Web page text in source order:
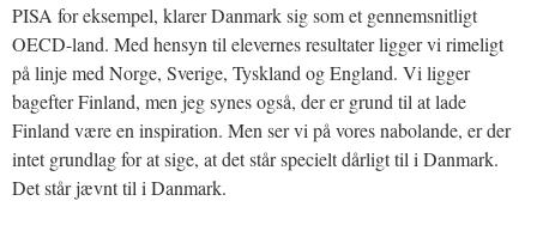
PISA for eksempel, klarer Danmark sig som et gennemsnitligt
OECD-land. Med hensyn til elevernes resultater ligger vi rimeligt
på linje med Norge, Sverige, Tyskland og England. Vi ligger
bagefter Finland, men jeg synes også, der er grund til at lade
Finland være en inspiration. Men ser vi på vores nabolande, er der
intet grundlag for at sige, at det står specielt dårligt til i Danmark.
Det står jævnt til i Danmark.